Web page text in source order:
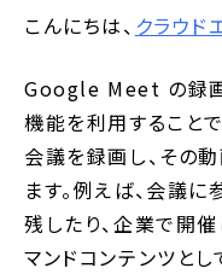
こんにちは、 クラウド
Google Meet の録画
機能を利用すること
会議を録画し、その
ます。例えば、会議
残したり、企業で開
マンドコンテンツと